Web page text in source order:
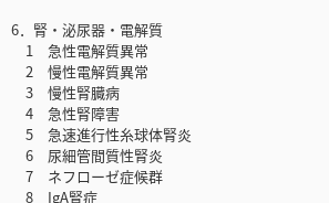
6．腎・泌尿器・電解質
1 急性電解質異常
2 慢性電解質異常
3 慢性腎臓病
4 急性腎障害
5 急速進行性糸球体腎炎
6 尿細管間質性腎炎
7 ネフローゼ症候群
8 IgA腎症